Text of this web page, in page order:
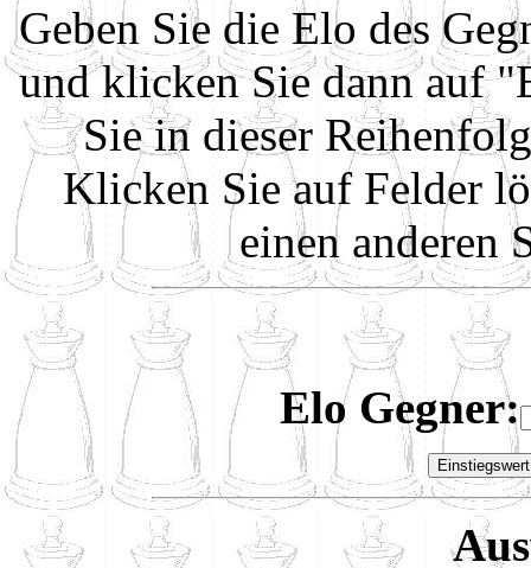
Geben Sie die Elo des
und klicken Sie dann auf
Sie in dieser
Klicken Sie auf Felder
einen anderen
Elo Gegner: